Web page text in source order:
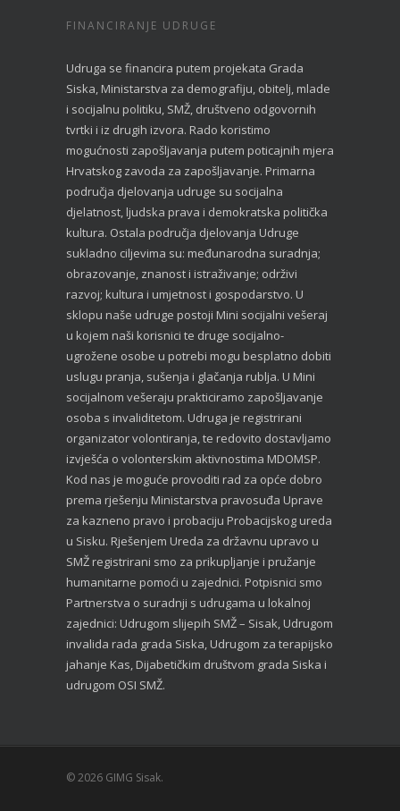
FINANCIRANJE UDRUGE
Udruga se financira putem projekata Grada
Siska, Ministarstva za demografiju, obitelj, mlade
i socijalnu politiku, SMŽ, društveno odgovornih
tvrtki i iz drugih izvora. Rado koristimo
mogućnosti zapošljavanja putem poticajnih mjera
Hrvatskog zavoda za zapošljavanje. Primarna
područja djelovanja udruge su socijalna
djelatnost, ljudska prava i demokratska politička
kultura. Ostala područja djelovanja Udruge
sukladno ciljevima su: međunarodna suradnja;
obrazovanje, znanost i istraživanje; održivi
razvoj; kultura i umjetnost i gospodarstvo. U
sklopu naše udruge postoji Mini socijalni vešeraj
u kojem naši korisnici te druge socijalno-
ugrožene osobe u potrebi mogu besplatno dobiti
uslugu pranja, sušenja i glačanja rublja. U Mini
socijalnom vešeraju prakticiramo zapošljavanje
osoba s invaliditetom. Udruga je registrirani
organizator volontiranja, te redovito dostavljamo
izvješća o volonterskim aktivnostima MDOMSP.
Kod nas je moguće provoditi rad za opće dobro
prema rješenju Ministarstva pravosuđa Uprave
za kazneno pravo i probaciju Probacijskog ureda
u Sisku. Rješenjem Ureda za državnu upravo u
SMŽ registrirani smo za prikupljanje i pružanje
humanitarne pomoći u zajednici. Potpisnici smo
Partnerstva o suradnji s udrugama u lokalnoj
zajednici: Udrugom slijepih SMŽ – Sisak, Udrugom
invalida rada grada Siska, Udrugom za terapijsko
jahanje Kas, Dijabetičkim društvom grada Siska i
udrugom OSI SMŽ.
© 2026 GIMG Sisak.